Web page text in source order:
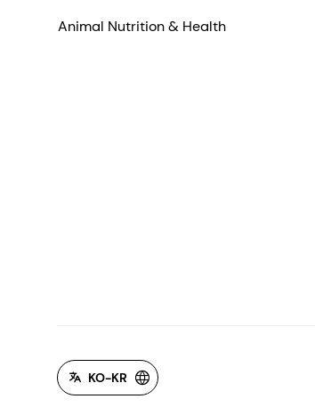
Animal Nutrition & Health
KO-KR